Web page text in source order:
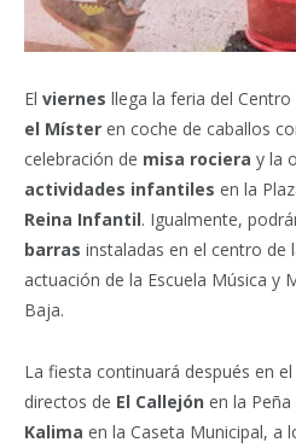
El viernes llega la feria del Centro
el Míster en coche de caballos
celebración de misa rociera y la
actividades infantiles en la
Reina Infantil. Igualmente,
barras instaladas en el centro de
actuación de la Escuela Música y
Baja.
La fiesta continuará después en
directos de El Callejón en la
Kalima en la Caseta Municipal, a